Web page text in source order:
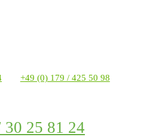
+49 (0) 179 / 425 50 98
25 81 24